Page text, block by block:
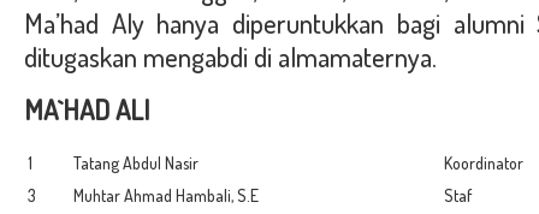
Ma’had Aly hanya diperuntukkan bagi alumni
ditugaskan mengabdi di almamaternya.
MA`HAD ALI
1 Tatang Abdul Nasir
Koordinator
3
Muhtar Ahmad Hambali, S.E
Staf